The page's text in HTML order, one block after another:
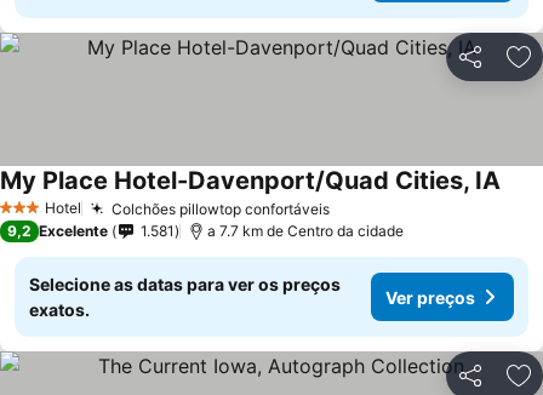
Partilhar
3 EstrelasHotel Colchões pillowtop confortáveis
My Place Hotel-Davenport/Quad Cities, IA
9,2 Excelente 1.581 a 7.7 km de Centro da cidade
Selecione as datas para ver os preços
exatos.
Ver preços
Partilhar